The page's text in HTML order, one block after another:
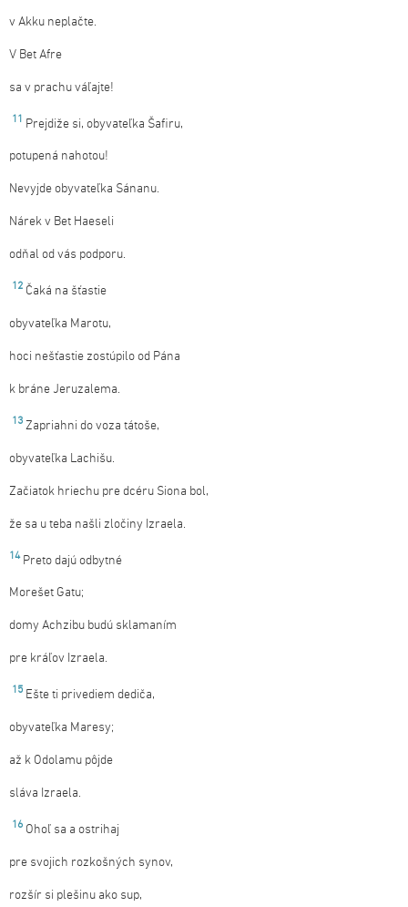
v Akku neplačte.
V Bet Afre
sa v prachu váľajte!
11 Prejdiže si, obyvateľka Šafiru,
potupená nahotou!
Nevyjde obyvateľka Sánanu.
Nárek v Bet Haeseli
odňal od vás podporu.
12 Čaká na šťastie
obyvateľka Marotu,
hoci nešťastie zostúpilo od Pána
k bráne Jeruzalema.
13 Zapriahni do voza tátoše,
obyvateľka Lachišu.
Začiatok hriechu pre dcéru Siona bol,
že sa u teba našli zločiny Izraela.
14 Preto dajú odbytné
Morešet Gatu;
domy Achzibu budú sklamaním
pre kráľov Izraela.
15 Ešte ti privediem dediča,
obyvateľka Maresy;
až k Odolamu pôjde
sláva Izraela.
16 Ohoľ sa a ostrihaj
pre svojich rozkošných synov,
rozšír si plešinu ako sup,